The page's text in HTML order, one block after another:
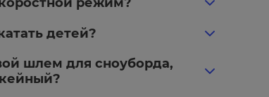
детей?
шлем для сноуборда,